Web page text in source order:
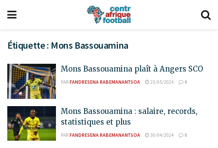
Étiquette : Mons Bassouamina
Mons Bassouamina plaît à Angers SCO
PARFANDRESENA RABEMANANTSOA 23/05/2024 0
Mons Bassouamina : salaire, records,
statistiques et plus
PARFANDRESENA RABEMANANTSOA 30/04/2024 0